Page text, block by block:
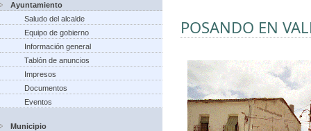
Ayuntamiento
Saludo del alcalde
Equipo de gobierno
Información general
Tablón de anuncios
Impresos
Documentos
Eventos
Municipio
POSANDO EN